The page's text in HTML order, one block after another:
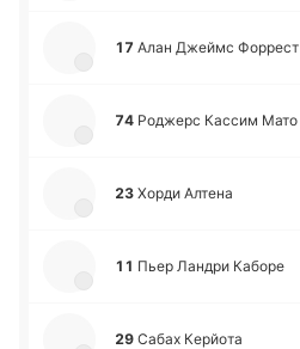
17 Алан Джеймс Фо­ррест
74 Ро­джерс Кассим Мато
23 Хорди Алтена
11 Пьер Ландри Каборе
29 Сабах Ке­рйо­та